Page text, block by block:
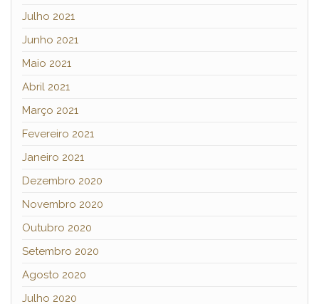
Julho 2021
Junho 2021
Maio 2021
Abril 2021
Março 2021
Fevereiro 2021
Janeiro 2021
Dezembro 2020
Novembro 2020
Outubro 2020
Setembro 2020
Agosto 2020
Julho 2020